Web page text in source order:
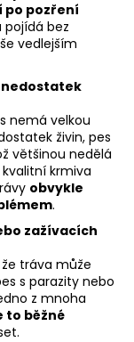
po pozření
pojídá bez
vedlejším
nedostatek
nemá velkou
živin, pes
většinou nedělá
krmiva
obvykle
.
zažívacích
tráva může
s parazity nebo
z mnoha
to běžné